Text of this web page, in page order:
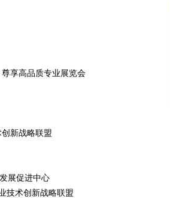
享高品质专业展览会
新战略联盟
展促进中心
技术创新战略联盟